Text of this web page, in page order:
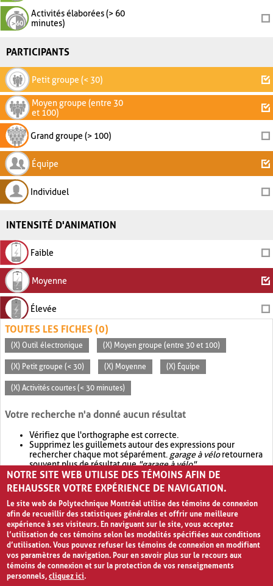
Activités élaborées (> 60
minutes)
PARTICIPANTS
Petit groupe (< 30)
Moyen groupe (entre 30
et 100)
Grand groupe (> 100)
Équipe
Individuel
INTENSITÉ D'ANIMATION
Faible
Moyenne
Élevée
TOUTES LES FICHES (0)
(X) Outil électronique (X) Moyen groupe (entre 30 et 100)
(X) Petit groupe (< 30) (X) Moyenne (X) Équipe
(X) Activités courtes (< 30 minutes)
Votre recherche n'a donné aucun résultat
Vérifiez que l'orthographe est correcte.
Supprimez les guillemets autour des expressions pour
rechercher chaque mot séparément. garage à véloretournera
souvent plus de résultat que"garage à vélo".
Envisagez d'élargir votre recherche avec OR.garage OR vélo
retournera souvent plus de résultat quegarage à vélo
NOTRE SITE WEB UTILISE DES TÉMOINS AFIN DE
REHAUSSER VOTRE EXPÉRIENCE DE NAVIGATION.
Le site web de Polytechnique Montréal utilise des témoins de connexion
afin de recueillir des statistiques générales et offrir une meilleure
expérience à ses visiteurs. En naviguant sur le site, vous acceptez
l’utilisation de ces témoins selon les modalités spécifiées aux conditions
d’utilisation. Vous pouvez refuser les témoins de connexion en modifiant
vos paramètres de navigation. Pour en savoir plus sur le recours aux
témoins de connexion et sur la protection de vos renseignements
personnels,cliquez ici.